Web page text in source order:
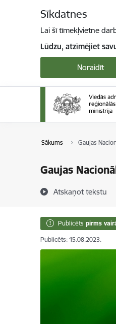
Sīkdatnes
Lai šī tīmekļvietne
Lūdzu, atzīmējiet
Noraidīt
Sākums Gaujas
Gaujas
Atskaņot tekstu
Publicēts pirms
Publicēts: 15.08.2023.